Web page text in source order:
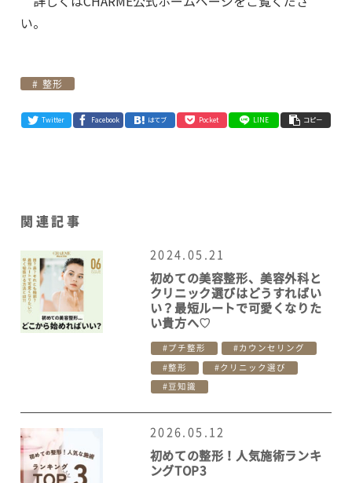
い。
整形
Twitter Facebook はてブ Pocket LINE コピー
関連記事
2024.05.21
初めての美容整形、美容外科と
クリニック選びはどうすればい
い？最短ルートで可愛くなりた
い貴方へ♡
プチ整形 カウンセリング
整形 クリニック選び
豆知識
2026.05.12
初めての整形！人気施術ランキ
ングTOP3